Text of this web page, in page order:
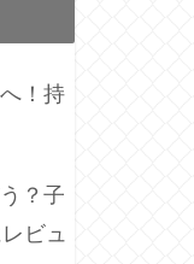
！持
？子
ビュ